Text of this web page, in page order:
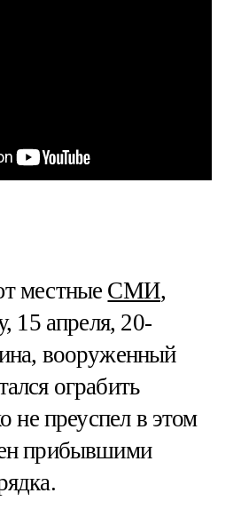
местные СМИ,
15 апреля, 20-
вооруженный
ограбить
не преуспел в этом
прибывшими